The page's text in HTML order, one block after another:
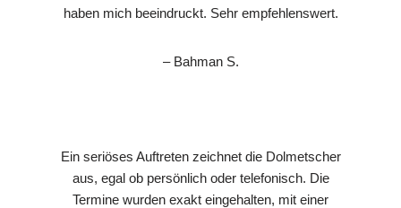
haben mich beeindruckt. Sehr empfehlenswert.
– Bahman S.
Ein seriöses Auftreten zeichnet die Dolmetscher
aus, egal ob persönlich oder telefonisch. Die
Termine wurden exakt eingehalten, mit einer